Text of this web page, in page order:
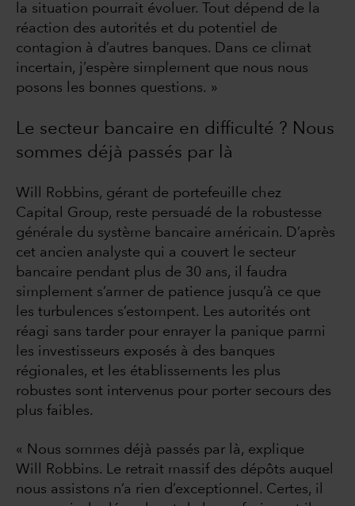
la situation pourrait évoluer. Tout dépend de la
réaction des autorités et du potentiel de
contagion à d’autres banques. Dans ce climat
incertain, j’espère simplement que nous nous
posons les bonnes questions. »
Le secteur bancaire en difficulté ? Nous
sommes déjà passés par là
Will Robbins, gérant de portefeuille chez
Capital Group, reste persuadé de la robustesse
générale du système bancaire américain. D’après
cet ancien analyste qui a couvert le secteur
bancaire pendant plus de 30 ans, il faudra
simplement s’armer de patience jusqu’à ce que
les turbulences s’estompent. Les autorités ont
réagi sans tarder pour enrayer la panique parmi
les investisseurs exposés à des banques
régionales, et les établissements les plus
robustes sont intervenus pour porter secours des
plus faibles.
« Nous sommes déjà passés par là, explique
Will Robbins. Le retrait massif des dépôts auquel
nous assistons n’a rien d’exceptionnel. Certes, il